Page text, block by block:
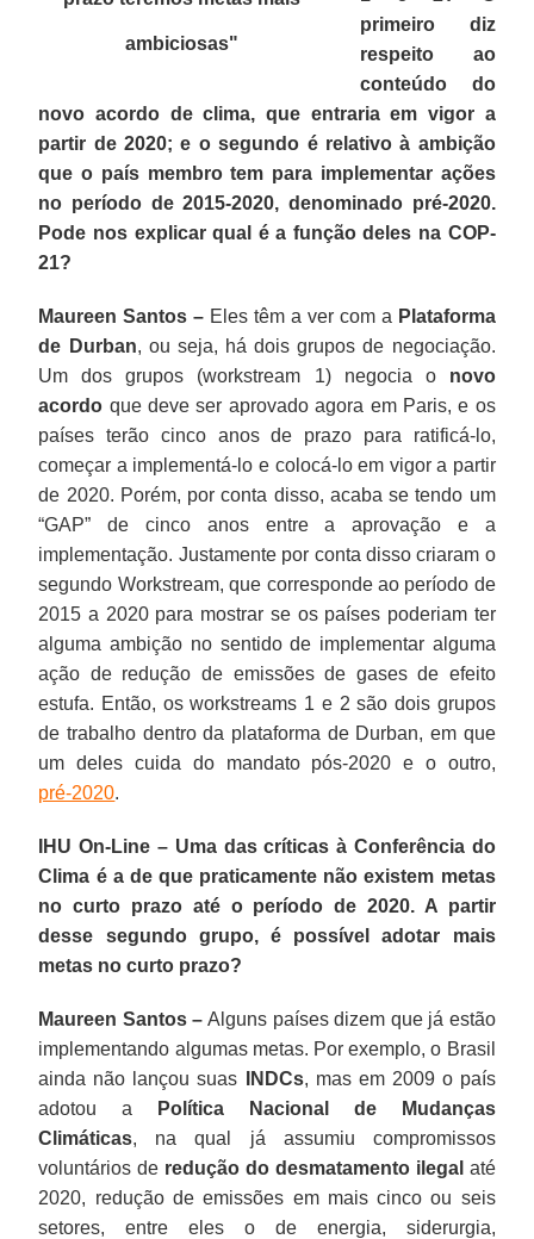
ambiciosas"
primeiro diz
respeito ao
conteúdo do
novo acordo de clima, que entraria em vigor a
partir de 2020; e o segundo é relativo à ambição
que o país membro tem para implementar ações
no período de 2015-2020, denominado pré-2020.
Pode nos explicar qual é a função deles na COP-
21?
Maureen Santos – Eles têm a ver com a Plataforma
de Durban, ou seja, há dois grupos de negociação.
Um dos grupos (workstream 1) negocia onovo
acordo que deve ser aprovado agora em Paris, e os
países terão cinco anos de prazo para ratificá-lo,
começar a implementá-lo e colocá-lo em vigor a partir
de 2020. Porém, por conta disso, acaba se tendo um
“GAP” de cinco anos entre a aprovação e a
implementação. Justamente por conta disso criaram o
segundo Workstream, que corresponde ao período de
2015 a 2020 para mostrar se os países poderiam ter
alguma ambição no sentido de implementar alguma
ação de redução de emissões de gases de efeito
estufa. Então, os workstreams 1 e 2 são dois grupos
de trabalho dentro da plataforma de Durban, em que
um deles cuida do mandato pós-2020 e o outro,
pré-2020.
IHU On-Line – Uma das críticas à Conferência do
Clima é a de que praticamente não existem metas
no curto prazo até o período de 2020. A partir
desse segundo grupo, é possível adotar mais
metas no curto prazo?
Maureen Santos – Alguns países dizem que já estão
implementando algumas metas. Por exemplo, o Brasil
ainda não lançou suas
INDCs, mas em 2009 o país
adotou a
Política Nacional de Mudanças
Climáticas, na qual já assumiu compromissos
voluntários de redução do desmatamento ilegal até
2020, redução de emissões em mais cinco ou seis
setores, entre eles o de energia, siderurgia,